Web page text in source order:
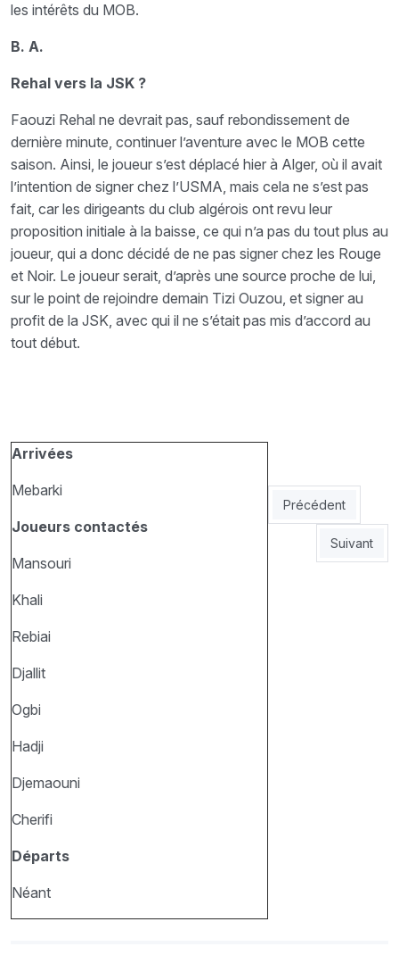
les intérêts du MOB.
B. A.
Rehal vers la JSK ?
Faouzi Rehal ne devrait pas, sauf rebondissement de
dernière minute, continuer l’aventure avec le MOB cette
saison. Ainsi, le joueur s’est déplacé hier à Alger, où il avait
l’intention de signer chez l’USMA, mais cela ne s’est pas
fait, car les dirigeants du club algérois ont revu leur
proposition initiale à la baisse, ce qui n’a pas du tout plus au
joueur, qui a donc décidé de ne pas signer chez les Rouge
et Noir. Le joueur serait, d’après une source proche de lui,
sur le point de rejoindre demain Tizi Ouzou, et signer au
profit de la JSK, avec qui il ne s’était pas mis d’accord au
tout début.
Arrivées
Mebarki
Joueurs contactés
Mansouri
Khali
Rebiai
Djallit
Ogbi
Hadji
Djemaouni
Cherifi
Départs
Néant
Article précédent :
Précédent
Article
Suivant